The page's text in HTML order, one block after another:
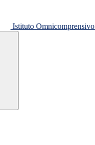
Istituto Omnicomprensivo